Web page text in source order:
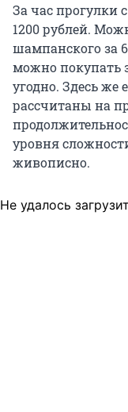
За час прогулки
1200 рублей.
шампанского за
можно покупать
угодно. Здесь же
рассчитаны на
уровня
живописно.
Не удалось